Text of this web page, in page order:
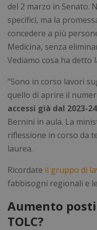
del 2 marzo in Senato.
specifici, ma la
concedere a più
Medicina, senza
Vediamo cosa ha detto
“Sono in corso lavori
quello di aprire il
accessi già dal 2023-24
Bernini in aula. La
riflessione in corso da
laurea.
Ricordate il gruppo di
fabbisogni regionali e
Aumento
TOLC?